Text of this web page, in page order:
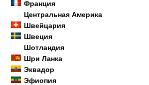
Франция
Центральная Америка
Швейцария
Швеция
Шотландия
Шри Ланка
Эквадор
Эфиопия